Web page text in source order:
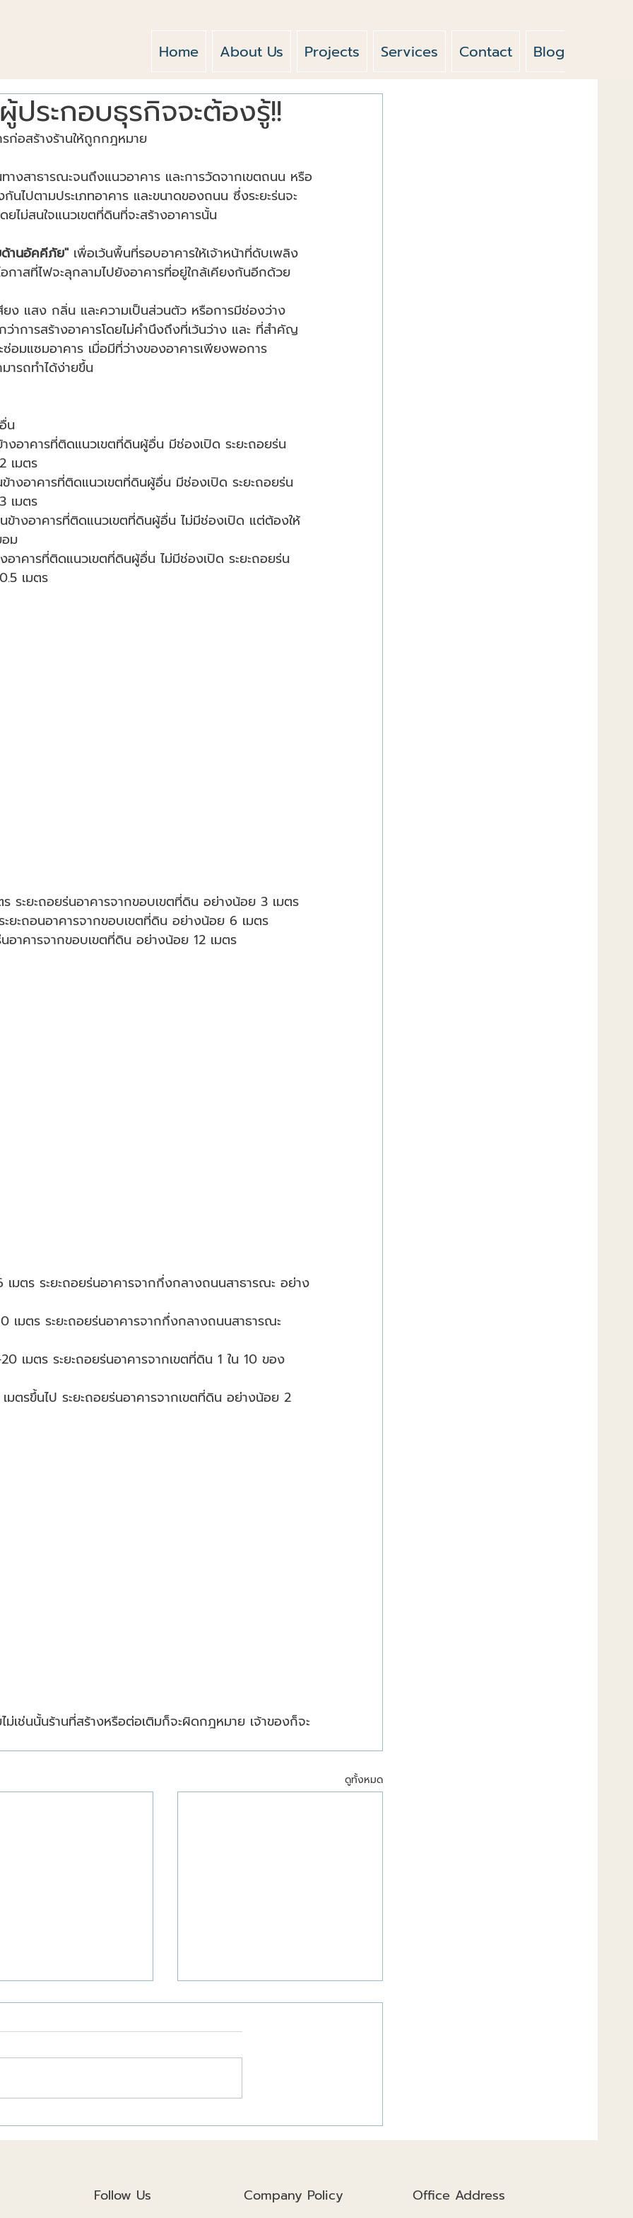
Home About Us Projects Services Contact Blog
ประกอบธุรกิจจะต้องรู้!!
ก่อสร้างร้านให้ถูกกฎหมาย
างสาธารณะจนถึงแนวอาคาร และการวัดจากเขตถนน หรือ
ไปตามประเภทอาคาร และขนาดของถนน ซึ่งระยะร่นจะ
ไม่สนใจแนวเขตที่ดินที่จะสร้างอาคารนั้น
านอัคคีภัย" เพื่อเว้นพื้นที่รอบอาคารให้เจ้าหน้าที่ดับเพลิง
กาสที่ไฟจะลุกลามไปยังอาคารที่อยู่ใกล้เคียงกันอีกด้วย
สียง แสง กลิ่น และความเป็นส่วนตัว หรือการมีช่องว่าง
ว่าการสร้างอาคารโดยไม่คำนึงถึงที่เว้นว่าง และ ที่สำคัญ
ซ่อมแซมอาคาร เมื่อมีที่ว่างของอาคารเพียงพอการ
ารถทำได้ง่ายขึ้น
น
งอาคารที่ติดแนวเขตที่ดินผู้อื่น มีช่องเปิด ระยะถอยร่น
เมตร
างอาคารที่ติดแนวเขตที่ดินผู้อื่น มีช่องเปิด ระยะถอยร่น
เมตร
ข้างอาคารที่ติดแนวเขตที่ดินผู้อื่น ไม่มีช่องเปิด แต่ต้องให้
ม
อาคารที่ติดแนวเขตที่ดินผู้อื่น ไม่มีช่องเปิด ระยะถอยร่น
เมตร
ระยะถอยร่นอาคารจากขอบเขตที่ดิน อย่างน้อย 3 เมตร
ยะถอนอาคารจากขอบเขตที่ดิน อย่างน้อย 6 เมตร
อาคารจากขอบเขตที่ดิน อย่างน้อย 12 เมตร
มตร ระยะถอยร่นอาคารจากกึ่งกลางถนนสาธารณะ อย่าง
เมตร ระยะถอยร่นอาคารจากกึ่งกลางถนนสาธารณะ
เมตร ระยะถอยร่นอาคารจากเขตที่ดิน 1 ใน 10 ของ
ตรขึ้นไป ระยะถอยร่นอาคารจากเขตที่ดิน อย่างน้อย 2
ม่เช่นนั้นร้านที่สร้างหรือต่อเติมก็จะผิดกฎหมาย เจ้าของก็จะ
ดูทั้งหมด
ร้างยั่งยืนปี
วทางเพื่อสิ่งแวดล้อม
3 เรื่องควรรู้ โครงสร้างสำเร็จดี
ต่อการก่อสร้างยังไง!!
Office Address
Follow Us Company Policy